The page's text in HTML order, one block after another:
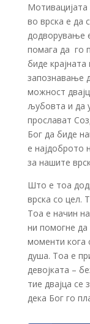
Мотивацијата
во врска е да
додворување
помага да го
биде
запознавање
можност
љубовта и да
прослават
Бог да биде
е
за нашите
Што е тоа
врска со цел.
Тоа е начин
ни помогне
моменти кога
душа. Тоа е
девојката –
тие двајца се
дека Бог го